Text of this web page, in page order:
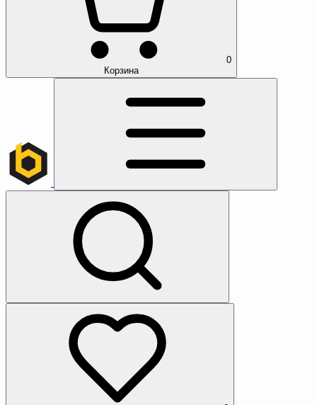
0
Корзина